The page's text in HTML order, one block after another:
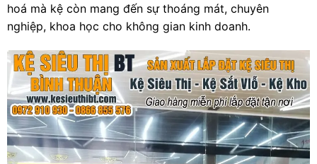
hoá mà kệ còn mang đến sự thoáng mát, chuyên
nghiệp, khoa học cho không gian kinh doanh.